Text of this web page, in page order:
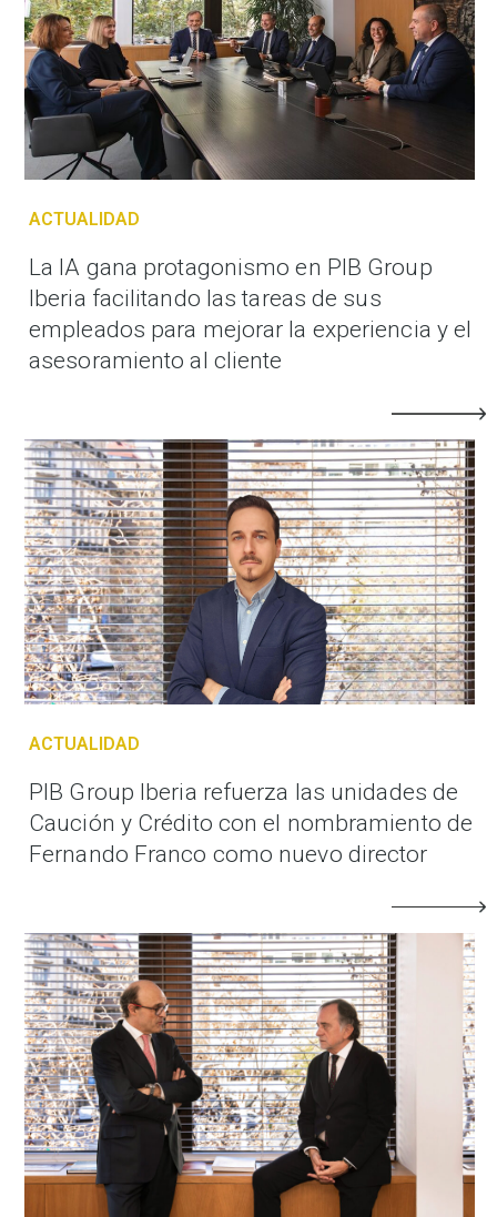
ACTUALIDAD
La IA gana protagonismo en PIB Group
Iberia facilitando las tareas de sus
empleados para mejorar la experiencia y el
asesoramiento al cliente
ACTUALIDAD
PIB Group Iberia refuerza las unidades de
Caución y Crédito con el nombramiento de
Fernando Franco como nuevo director